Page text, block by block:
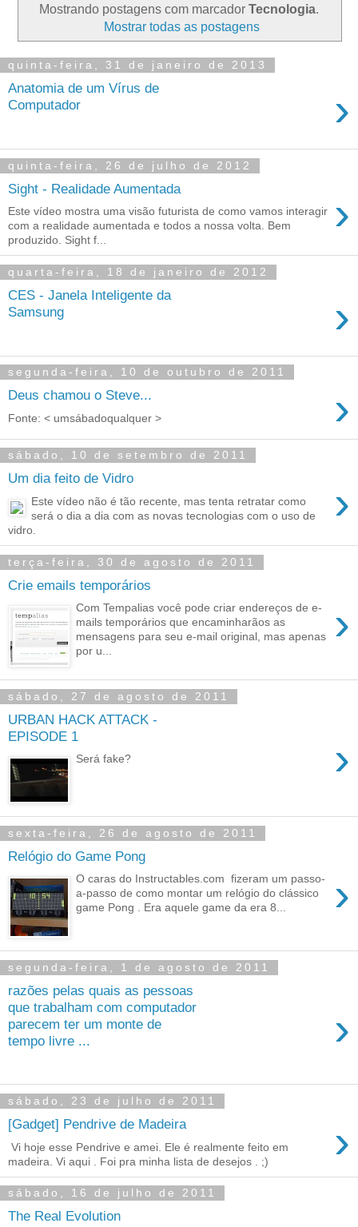
Mostrando postagens com marcador Tecnologia.
Mostrar todas as postagens
quinta-feira, 31 de janeiro de 2013
Anatomia de um Vírus de
Computador
›
quinta-feira, 26 de julho de 2012
Sight - Realidade Aumentada ›
Este vídeo mostra uma visão futurista de como vamos interagir
com a realidade aumentada e todos a nossa volta. Bem
produzido. Sight f...
quarta-feira, 18 de janeiro de 2012
CES - Janela Inteligente da
Samsung
›
segunda-feira, 10 de outubro de 2011
Deus chamou o Steve... ›
Fonte: < umsábadoqualquer >
sábado, 10 de setembro de 2011
Um dia feito de Vidro ›
Este vídeo não é tão recente, mas tenta retratar como
será o dia a dia com as novas tecnologias com o uso de
vidro.
terça-feira, 30 de agosto de 2011
Crie emails temporários
›
Com Tempalias você pode criar endereços de e-
mails temporários que encaminharãos as
mensagens para seu e-mail original, mas apenas
por u...
sábado, 27 de agosto de 2011
URBAN HACK ATTACK -
EPISODE 1
›
Será fake?
sexta-feira, 26 de agosto de 2011
Relógio do Game Pong
›
O caras do Instructables.com fizeram um passo-
a-passo de como montar um relógio do clássico
game Pong . Era aquele game da era 8...
segunda-feira, 1 de agosto de 2011
razões pelas quais as pessoas
que trabalham com computador
parecem ter um monte de
tempo livre ...
›
sábado, 23 de julho de 2011
[Gadget] Pendrive de Madeira ›
Vi hoje esse Pendrive e amei. Ele é realmente feito em
madeira. Vi aqui . Foi pra minha lista de desejos . ;)
sábado, 16 de julho de 2011
The Real Evolution